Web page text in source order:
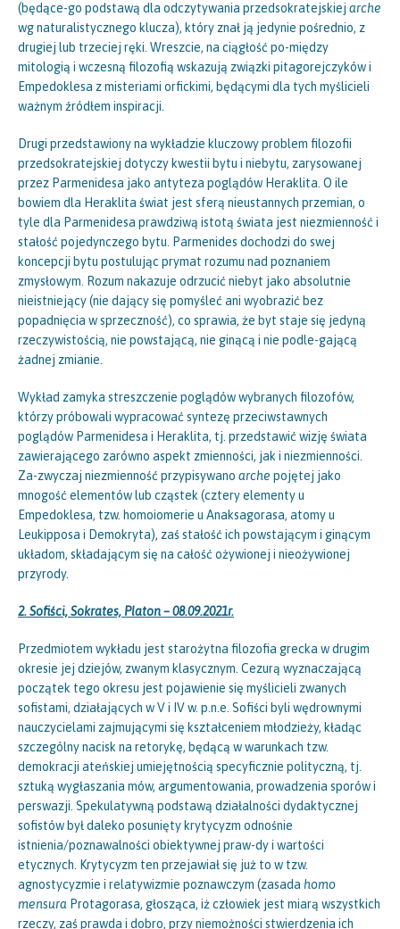
(będące-go podstawą dla odczytywania przedsokratejskiej arche
wg naturalistycznego klucza), który znał ją jedynie pośrednio, z
drugiej lub trzeciej ręki. Wreszcie, na ciągłość po-między
mitologią i wczesną filozofią wskazują związki pitagorejczyków i
Empedoklesa z misteriami orfickimi, będącymi dla tych myślicieli
ważnym źródłem inspiracji.
Drugi przedstawiony na wykładzie kluczowy problem filozofii
przedsokratejskiej dotyczy kwestii bytu i niebytu, zarysowanej
przez Parmenidesa jako antyteza poglądów Heraklita. O ile
bowiem dla Heraklita świat jest sferą nieustannych przemian, o
tyle dla Parmenidesa prawdziwą istotą świata jest niezmienność i
stałość pojedynczego bytu. Parmenides dochodzi do swej
koncepcji bytu postulując prymat rozumu nad poznaniem
zmysłowym. Rozum nakazuje odrzucić niebyt jako absolutnie
nieistniejący (nie dający się pomyśleć ani wyobrazić bez
popadnięcia w sprzeczność), co sprawia, że byt staje się jedyną
rzeczywistością, nie powstającą, nie ginącą i nie podle-gającą
żadnej zmianie.
Wykład zamyka streszczenie poglądów wybranych filozofów,
którzy próbowali wypracować syntezę przeciwstawnych
poglądów Parmenidesa i Heraklita, tj. przedstawić wizję świata
zawierającego zarówno aspekt zmienności, jak i niezmienności.
Za-zwyczaj niezmienność przypisywano arche pojętej jako
mnogość elementów lub cząstek (cztery elementy u
Empedoklesa, tzw. homoiomerie u Anaksagorasa, atomy u
Leukipposa i Demokryta), zaś stałość ich powstającym i ginącym
układom, składającym się na całość ożywionej i nieożywionej
przyrody.
2. Sofiści, Sokrates, Platon – 08.09.2021r.
Przedmiotem wykładu jest starożytna filozofia grecka w drugim
okresie jej dziejów, zwanym klasycznym. Cezurą wyznaczającą
początek tego okresu jest pojawienie się myślicieli zwanych
sofistami, działających w V i IV w. p.n.e. Sofiści byli wędrownymi
nauczycielami zajmującymi się kształceniem młodzieży, kładąc
szczególny nacisk na retorykę, będącą w warunkach tzw.
demokracji ateńskiej umiejętnością specyficznie polityczną, tj.
sztuką wygłaszania mów, argumentowania, prowadzenia sporów i
perswazji. Spekulatywną podstawą działalności dydaktycznej
sofistów był daleko posunięty krytycyzm odnośnie
istnienia/poznawalności obiektywnej praw-dy i wartości
etycznych. Krytycyzm ten przejawiał się już to w tzw.
agnostycyzmie i relatywizmie poznawczym (zasada homo
mensura Protagorasa, głosząca, iż człowiek jest miarą wszystkich
rzeczy, zaś prawda i dobro, przy niemożności stwierdzenia ich